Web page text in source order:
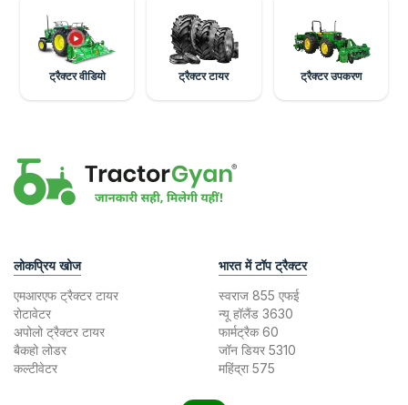
ट्रैक्टर वीडियो ट्रैक्टर टायर ट्रैक्टर उपकरण
लोकप्रिय खोज
एमआरएफ ट्रैक्टर टायर
रोटावेटर
अपोलो ट्रैक्टर टायर
बैकहो लोडर
कल्टीवेटर
भारत में टॉप ट्रैक्टर
स्वराज 855 एफई
न्यू हॉलैंड 3630
फार्मट्रैक 60
जॉन डियर 5310
महिंद्रा 575